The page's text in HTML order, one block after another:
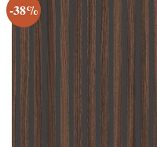
-38%